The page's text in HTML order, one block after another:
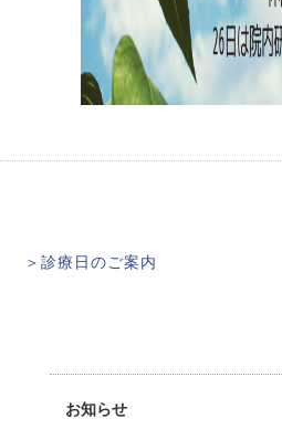
＞診療日のご案内
お知らせ